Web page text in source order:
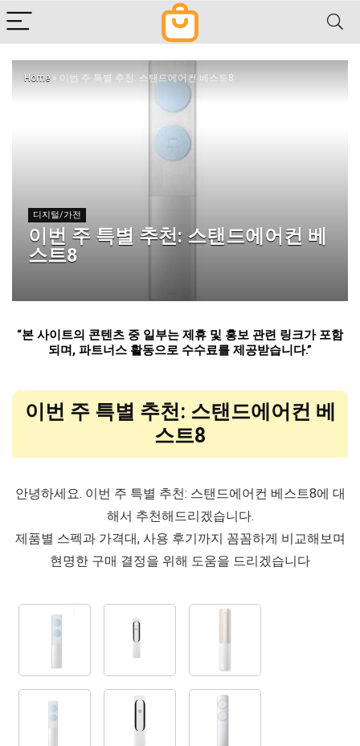
Home » 이번 주 특별 추천: 스탠드에어컨 베스트8
디지털/가전
이번 주 특별 추천: 스탠드에어컨 베
스트8
“본 사이트의 콘텐츠 중 일부는 제휴 및 홍보 관련 링크가 포함
되며, 파트너스 활동으로 수수료를 제공받습니다.”
이번 주 특별 추천: 스탠드에어컨 베
스트8
안녕하세요. 이번 주 특별 추천: 스탠드에어컨 베스트8에 대
해서 추천해드리겠습니다.
제품별 스펙과 가격대, 사용 후기까지 꼼꼼하게 비교해보며
현명한 구매 결정을 위해 도움을 드리겠습니다